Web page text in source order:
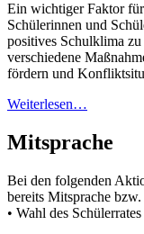
Ein wichtiger Faktor
Schülerinnen und
positives Schulklima zu
verschiedene
fördern und
Weiterlesen…
Mitsprache
Bei den folgenden
bereits Mitsprache
• Wahl des Schülerrates